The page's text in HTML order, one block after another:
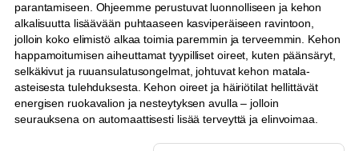
parantamiseen. Ohjeemme perustuvat luonnolliseen ja kehon
alkalisuutta lisäävään puhtaaseen kasviperäiseen ravintoon,
jolloin koko elimistö alkaa toimia paremmin ja terveemmin. Kehon
happamoitumisen aiheuttamat tyypilliset oireet, kuten päänsäryt,
selkäkivut ja ruuansulatusongelmat, johtuvat kehon matala-
asteisesta tulehduksesta. Kehon oireet ja häiriötilat hellittävät
energisen ruokavalion ja nesteytyksen avulla – jolloin
seurauksena on automaattisesti lisää terveyttä ja elinvoimaa.